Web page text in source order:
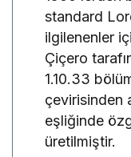
standard
ilgilenenler
Çiçero
1.10.33
çevirisinden
eşliğinde
üretilmiştir.